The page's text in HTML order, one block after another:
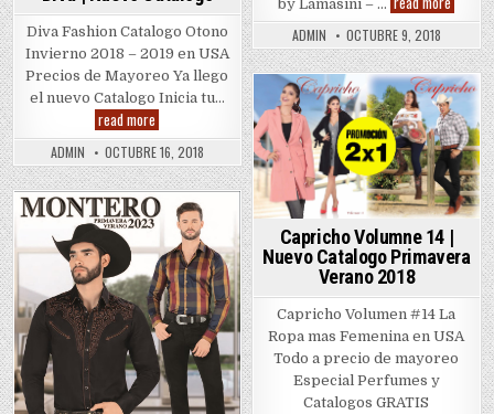
Diva Fashion Catalogo Otono
Invierno 2018 – 2019 en USA
Precios de Mayoreo Ya llego
el nuevo Catalogo Inicia tu…
read more
|
Nuevo
Catalogo
ADMIN OCTUBRE 16, 2018
by Lamasini – …
–
–
Danesi
–
Minerva
–
Diva
ADMIN OCTUBRE 9, 2018
Posted
in
Capricho Volumne 14 |
Nuevo Catalogo Primavera
Verano 2018
Capricho Volumen #14 La
Ropa mas Femenina en USA
Todo a precio de mayoreo
Especial Perfumes y
Catalogos GRATIS
in